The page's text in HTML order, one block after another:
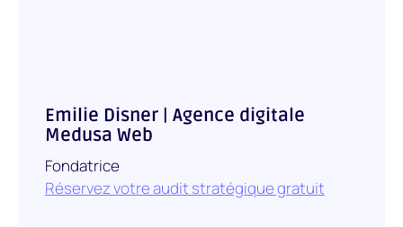
Emilie Disner | Agence digitale
Medusa Web
Fondatrice
Réservez votre audit stratégique gratuit